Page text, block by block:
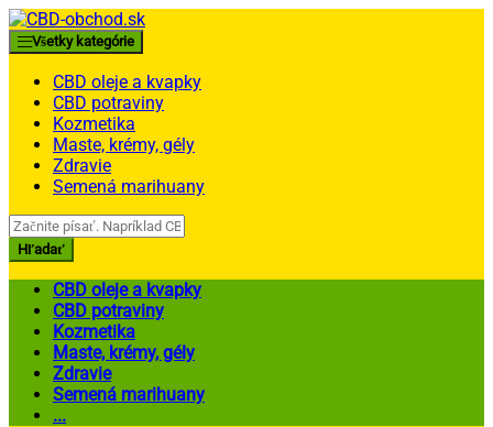
Skip
to
navigation
Skip
to
content
Všetky kategórie
CBD oleje a kvapky
CBD potraviny
Kozmetika
Maste, krémy, gély
Zdravie
Semená marihuany
Search
for:
Hľadať
CBD oleje a kvapky
CBD potraviny
Kozmetika
Maste, krémy, gély
Zdravie
Semená marihuany
...